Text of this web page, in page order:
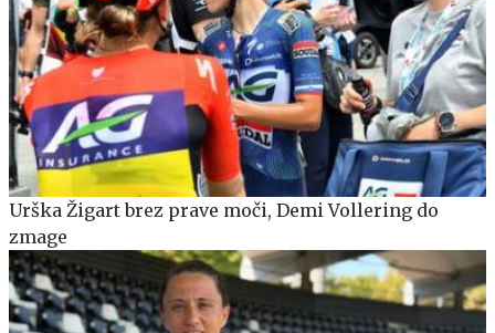
Urška Žigart brez prave moči, Demi Vollering do
zmage